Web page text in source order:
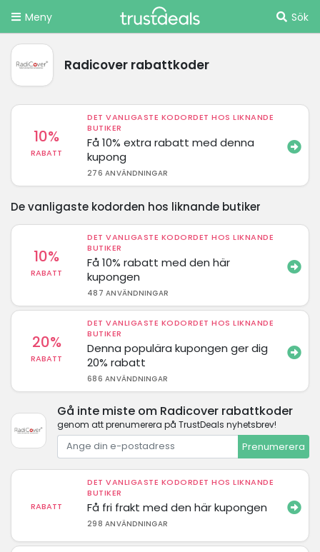
Meny Sök
Radicover rabattkoder
10%
RABATT
DET VANLIGASTE KODORDET HOS LIKNANDE
BUTIKER
Få 10% extra rabatt med denna
kupong
276 ANVÄNDNINGAR
De vanligaste kodorden hos liknande butiker
10%
RABATT
DET VANLIGASTE KODORDET HOS LIKNANDE
BUTIKER
Få 10% rabatt med den här
kupongen
487 ANVÄNDNINGAR
20%
RABATT
DET VANLIGASTE KODORDET HOS LIKNANDE
BUTIKER
Denna populära kupongen ger dig
20% rabatt
686 ANVÄNDNINGAR
Gå inte miste om Radicover rabattkoder
genom att prenumerera på TrustDeals nyhetsbrev!
Prenumerera
RABATT
DET VANLIGASTE KODORDET HOS LIKNANDE
BUTIKER
Få fri frakt med den här kupongen
298 ANVÄNDNINGAR